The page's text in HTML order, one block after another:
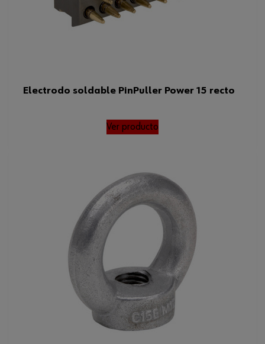
Electrodo soldable PinPuller Power 15 recto
Ver producto